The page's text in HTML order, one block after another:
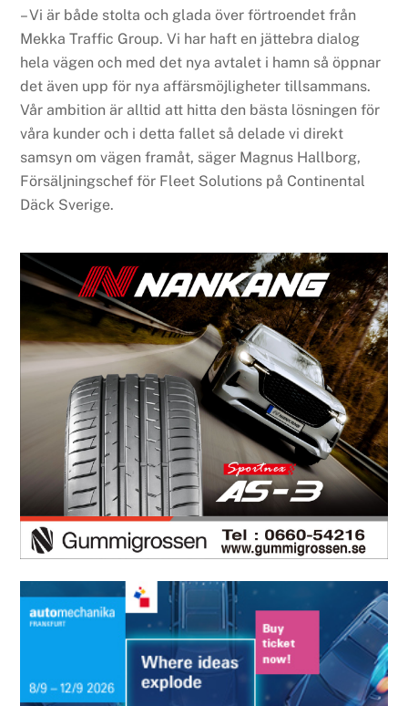
– Vi är både stolta och glada över förtroendet från
Mekka Traffic Group. Vi har haft en jättebra dialog
hela vägen och med det nya avtalet i hamn så öppnar
det även upp för nya affärsmöjligheter tillsammans.
Vår ambition är alltid att hitta den bästa lösningen för
våra kunder och i detta fallet så delade vi direkt
samsyn om vägen framåt, säger Magnus Hallborg,
Försäljningschef för Fleet Solutions på Continental
Däck Sverige.